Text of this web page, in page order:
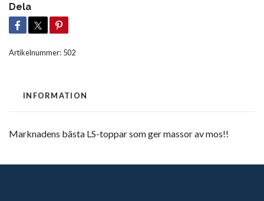
Dela
Artikelnummer: 502
INFORMATION
Marknadens bästa LS-toppar som ger massor av mos!!